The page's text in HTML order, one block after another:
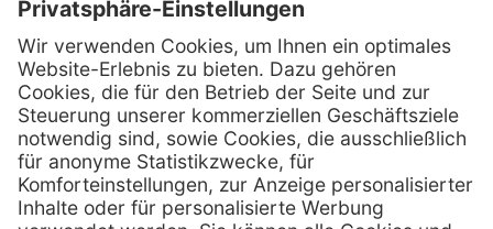
Kontakt
MediQuick Arzt- und Krankenhausbedarfshandel GmbH
Hans-Wunderlich-Straße 7
D-49078 Osnabrück
Telefon:0800 - 633 43 66